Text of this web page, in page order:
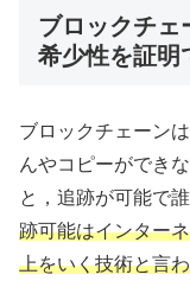
ブロックチェ
希少性を証明
ブロックチェーン
んやコピーができ
と，追跡が可能で
跡可能はインター
上をいく技術と言